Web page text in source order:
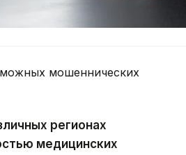
мошеннических
регионах
медицинских